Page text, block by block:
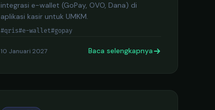
integrasi e-wallet (GoPay, OVO, Dana) di
aplikasi kasir untuk UMKM.
#qris#e-wallet#gopay
10 Januari 2027 Baca selengkapnya